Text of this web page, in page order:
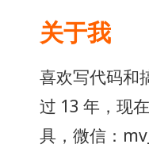
关于我
喜欢写代码和
过 13 年，现
具，微信：